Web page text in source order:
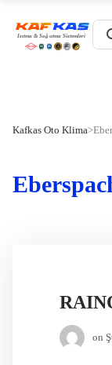
Kafkas Oto Klima>
on